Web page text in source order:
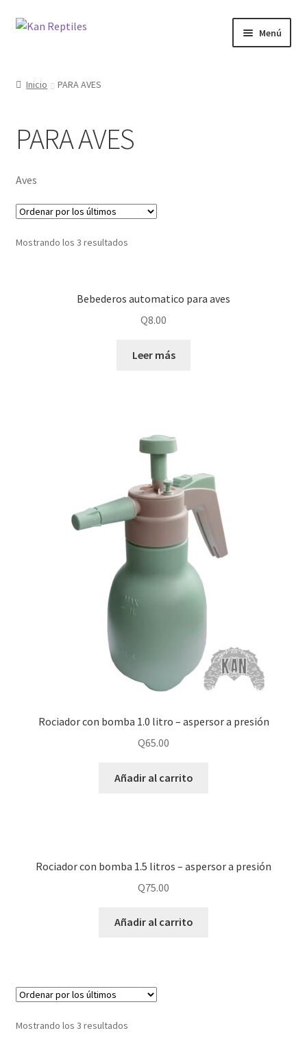
Ir
Ir
Menú
Blog
Inicio PARA AVES
PARA AVES
Aves
Mostrando los 3 resultados
Bebederos automatico para aves
Q8.00
Leer más
Rociador con bomba 1.0 litro – aspersor a presión
Q65.00
Añadir al carrito
Rociador con bomba 1.5 litros – aspersor a presión
Q75.00
Añadir al carrito
Mostrando los 3 resultados